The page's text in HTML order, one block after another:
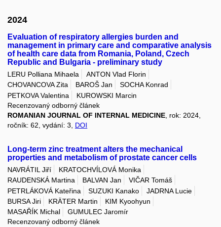
2024
Evaluation of respiratory allergies burden and
management in primary care and comparative analysis
of health care data from Romania, Poland, Czech
Republic and Bulgaria - preliminary study
LERU Polliana Mihaela
ANTON Vlad Florin
CHOVANCOVA Zita
BAROŠ Jan
SOCHA Konrad
PETKOVA Valentina
KUROWSKI Marcin
Recenzovaný odborný článek
ROMANIAN JOURNAL OF INTERNAL MEDICINE , rok: 2024,
ročník: 62, vydání: 3, DOI
Long-term zinc treatment alters the mechanical
properties and metabolism of prostate cancer cells
NAVRÁTIL Jiří
KRATOCHVÍLOVÁ Monika
RAUDENSKÁ Martina
BALVAN Jan
VIČAR Tomáš
PETRLÁKOVÁ Kateřina
SUZUKI Kanako
JADRNA Lucie
BURSA Jiri
KRÄTER Martin
KIM Kyoohyun
MASAŘÍK Michal
GUMULEC Jaromír
Recenzovaný odborný článek